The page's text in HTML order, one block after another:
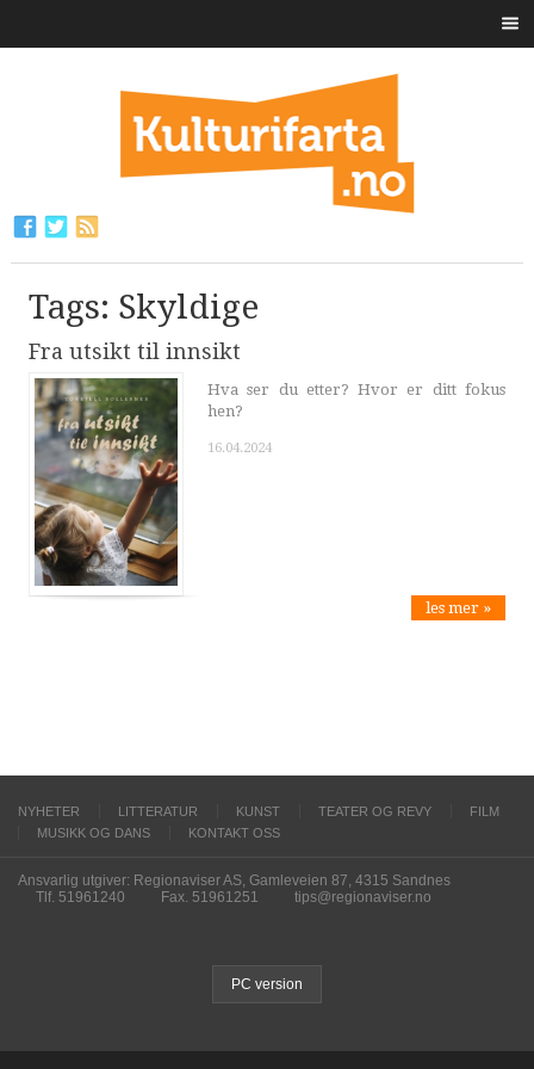
Tags: Skyldige
Fra utsikt til innsikt
Hva ser du etter? Hvor er ditt fokus
hen?
16.04.2024
les mer »
NYHETER LITTERATUR KUNST TEATER OG REVY
FILM
MUSIKK OG DANS
KONTAKT OSS
Ansvarlig utgiver: Regionaviser AS, Gamleveien 87, 4315 Sandnes
Tlf. 51961240
Fax. 51961251 tips@regionaviser.no
PC version